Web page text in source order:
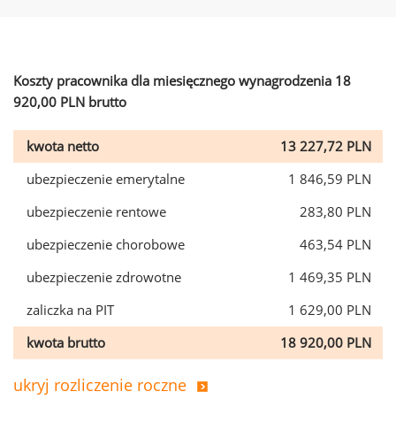
Koszty pracownika dla miesięcznego wynagrodzenia 18
920,00 PLN brutto
kwota netto
13 227,72 PLN
ubezpieczenie emerytalne
1 846,59 PLN
ubezpieczenie rentowe
283,80 PLN
ubezpieczenie chorobowe
463,54 PLN
ubezpieczenie zdrowotne
1 469,35 PLN
zaliczka na PIT
1 629,00 PLN
kwota brutto
18 920,00 PLN
ukryj rozliczenie roczne